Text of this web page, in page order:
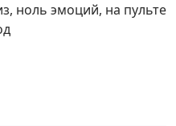
ноль эмоций, на пульте